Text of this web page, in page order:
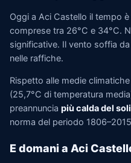
Oggi a Aci Castello il tempo è
comprese tra 26°C e 34°C.
significative. Il vento soffia
nelle raffiche.
Rispetto alle medie
(25,7°C di temperatura
preannuncia più calda del
norma del periodo
E domani a Aci